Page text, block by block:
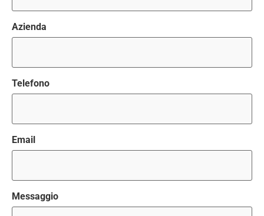
Azienda
Telefono
Email
Messaggio